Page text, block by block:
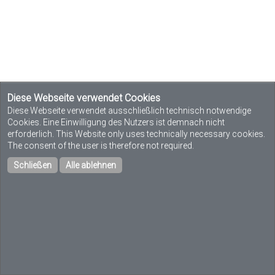
Diese Webseite verwendet Cookies
Diese Webseite verwendet ausschließlich technisch notwendige
Cookies. Eine Einwilligung des Nutzers ist demnach nicht
erforderlich. This Website only uses technically necessary cookies.
The consent of the user is therefore not required.
Schließen
Alle ablehnen